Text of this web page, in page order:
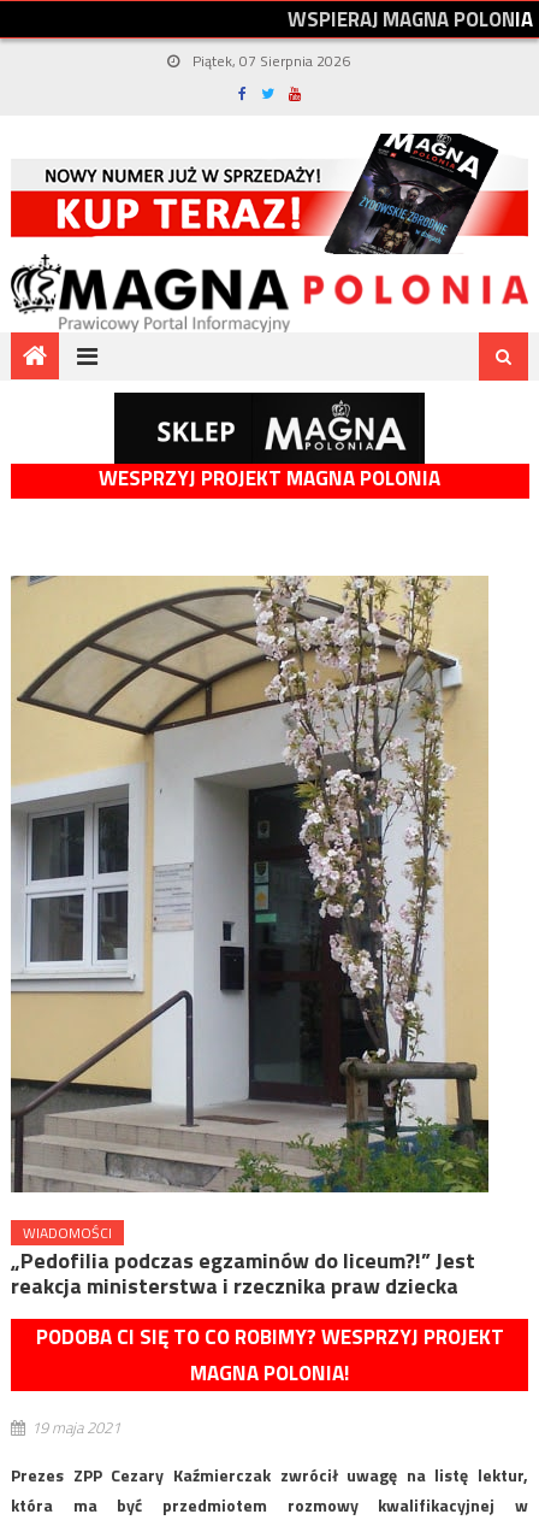
WSPIERAJMAGNAPOLONIA
Piątek, 07 Sierpnia 2026
WESPRZYJ PROJEKT MAGNA POLONIA
WIADOMOŚCI
„Pedofilia podczas egzaminów do liceum?!” Jest
reakcja ministerstwa i rzecznika praw dziecka
PODOBA CI SIĘ TO CO ROBIMY? WESPRZYJ PROJEKT
MAGNA POLONIA!
19 maja 2021
Prezes ZPP Cezary Kaźmierczak zwrócił uwagę na listę lektur,
która ma być przedmiotem rozmowy kwalifikacyjnej w